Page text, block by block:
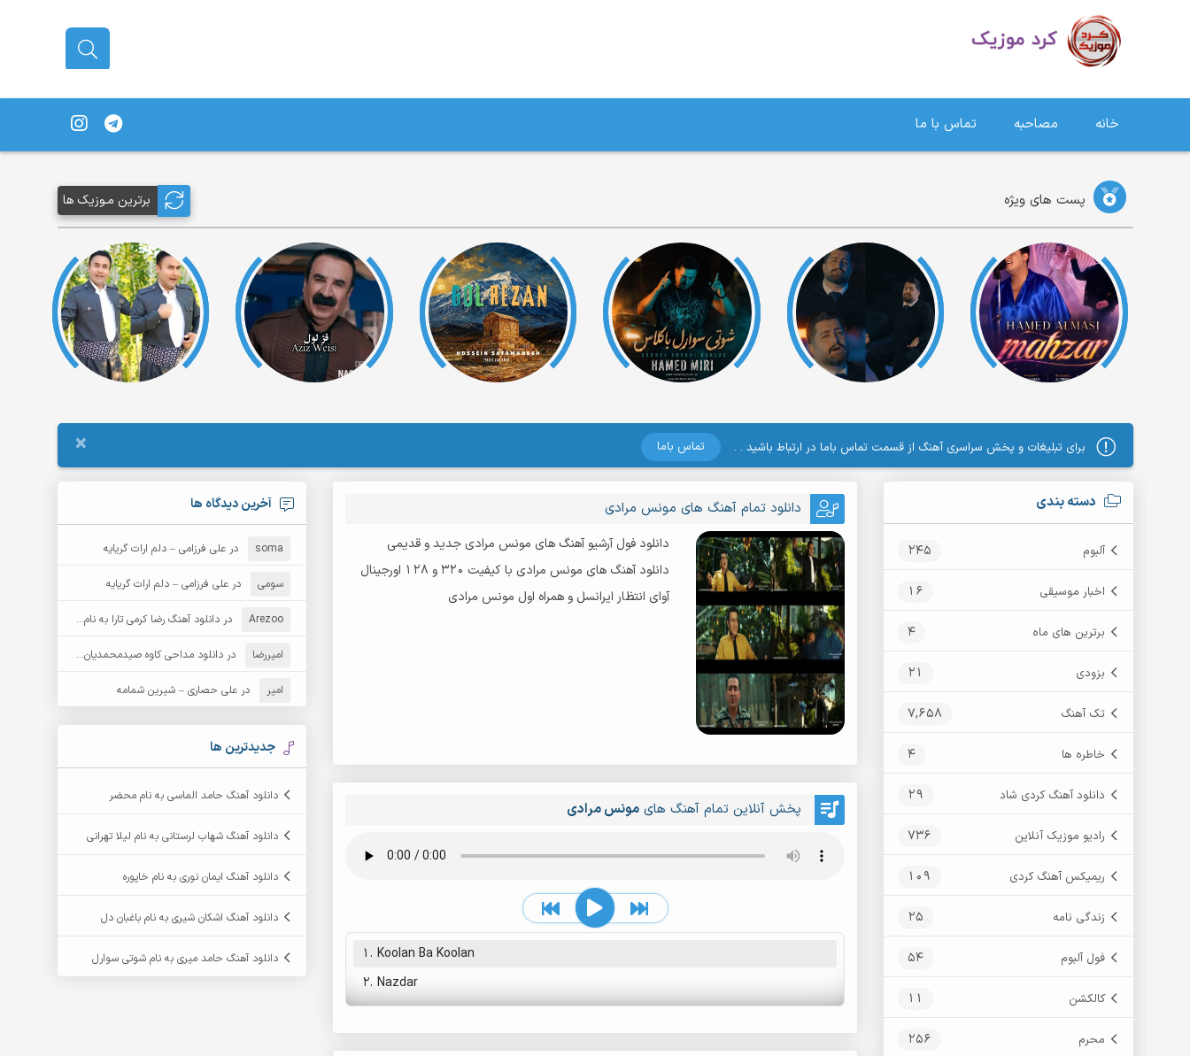
خانه مصاحبه تماس با ما
پست های ویژه برترین مـوزیک ها
× برای تبلیغات و پخش سراسری آهنگ از قسمت تماس باما در ارتباط باشید . . تماس باما
دسته بندی
آلبوم 245
اخبار موسیقی 16
برترین های ماه 4
بزودی 21
تک آهنگ 7,658
خاطره ها 4
دانلود آهنگ کردی شاد 29
رادیو موزیک آنلاین 736
ریمیکس آهنگ کردی 109
زندگی نامه 25
فول آلبوم 54
کالکشن 11
محرم 256
دانلود تمام آهنگ های مونس مرادی
دانلود فول آرشیو آهنگ های مونس مرادی جدید و قدیمی
دانلود آهنگ های مونس مرادی با کیفیت 320 و 128 اورجینال
آوای انتظار ایرانسل و همراه اول مونس مرادی
پخش آنلاین تمام آهنگ های مونس مرادی
1. Koolan Ba Koolan
2. Nazdar
آخرین دیدگاه ها
soma درعلی فرزامی – دلم ارات گریایه
سومی درعلی فرزامی – دلم ارات گریایه
Arezoo دردانلود آهنگ رضا کرمی تارا به نام قمار
امیررضا دردانلود مداحی کاوه صیدمحمدیان به نام سردار باوفا
امیر درعلی حصاری – شیرین شمامه
جدیدترین ها
دانلود آهنگ حامد الماسی به نام محضر
دانلود آهنگ شهاب لرستانی به نام لیلا تهرانی
دانلود آهنگ ایمان نوری به نام خاپوره
دانلود آهنگ اشکان شیری به نام باغبان دل
دانلود آهنگ حامد میری به نام شوتی سوارل